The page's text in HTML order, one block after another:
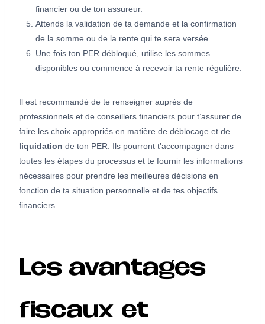
financier ou de ton assureur.
Attends la validation de ta demande et la confirmation
de la somme ou de la rente qui te sera versée.
Une fois ton PER débloqué, utilise les sommes
disponibles ou commence à recevoir ta rente régulière.
Il est recommandé de te renseigner auprès de
professionnels et de conseillers financiers pour t’assurer de
faire les choix appropriés en matière de déblocage et de
liquidation de ton PER. Ils pourront t’accompagner dans
toutes les étapes du processus et te fournir les informations
nécessaires pour prendre les meilleures décisions en
fonction de ta situation personnelle et de tes objectifs
financiers.
Les avantages
fiscaux et